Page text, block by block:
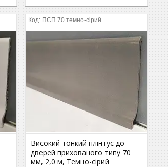
ПСП 70 темно-сірий
Високий тонкий плінтус до
дверей прихованого типу 70
мм, 2,0 м, Темно-сірий